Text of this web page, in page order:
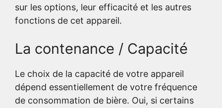
sur les options, leur efficacité et les autres
fonctions de cet appareil.
La contenance / Capacité
Le choix de la capacité de votre appareil
dépend essentiellement de votre fréquence
de consommation de bière. Oui, si certains